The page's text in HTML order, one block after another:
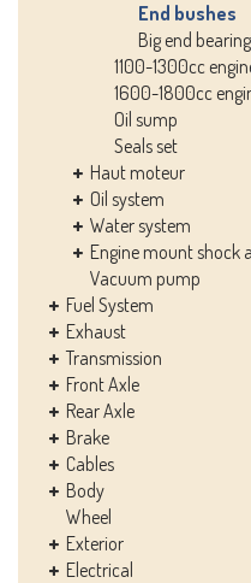
End bushes
Big end
1100-1300cc
1600-1800cc
Oil sump
Seals set
Haut moteur
Oil system
Water system
Engine mount shock
Vacuum pump
Fuel System
Exhaust
Transmission
Front Axle
Rear Axle
Brake
Cables
Body
Wheel
Exterior
Electrical